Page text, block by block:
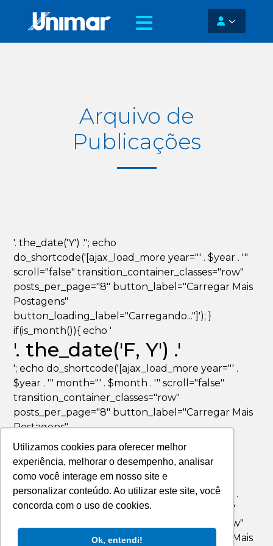
Utilizamos cookies para oferecer melhor
experiência, melhorar o desempenho, analisar
como você interage em nosso site e
personalizar conteúdo. Ao utilizar este site, você
concorda com o uso de cookies.
Ok, entendi!
Arquivo de
Publicações
'. the_date('Y') .''; echo
do_shortcode('[ajax_load_more year="' . $year . '"
scroll="false" transition_container_classes="row"
posts_per_page="8" button_label="Carregar Mais
Postagens"
button_loading_label="Carregando..."]'); }
if(is_month()){ echo '
'. the_date('F, Y') .'
'; echo do_shortcode('[ajax_load_more year="' .
$year . '" month="' . $month . '" scroll="false"
transition_container_classes="row"
posts_per_page="8" button_label="Carregar Mais
Postagens"
button_loading_label="Carregando..."]'); }
if(is_day()){ echo '
'. the_date('F jS, Y') .'
'; echo do_shortcode('[ajax_load_more year="' .
$year . '" month="' . $month . '" day="' . $day . '"
scroll="false" transition_container_classes="row"
posts_per_page="8" button_label="Carregar Mais